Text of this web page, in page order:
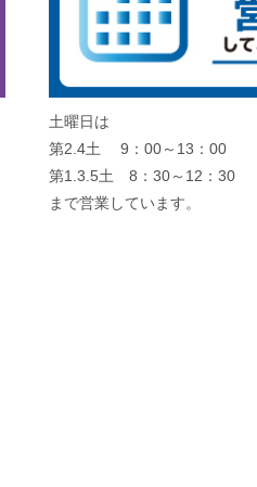
土曜日は
第2.4土 9：00～13：00
第1.3.5土 8：30～12：30
まで営業しています。